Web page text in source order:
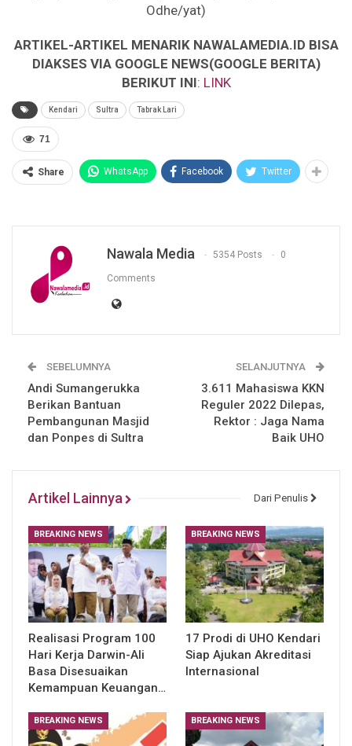
Odhe/yat)
ARTIKEL-ARTIKEL MENARIK NAWALAMEDIA.ID BISA
DIAKSES VIA GOOGLE NEWS(GOOGLE BERITA)
BERIKUT INI: LINK
Kendari Sultra Tabrak Lari
71
Share WhatsApp Facebook Twitter
Nawala Media 5354 Posts 0
Comments
SEBELUMNYA
Andi Sumangerukka
Berikan Bantuan
Pembangunan Masjid
dan Ponpes di Sultra
SELANJUTNYA
3.611 Mahasiswa KKN
Reguler 2022 Dilepas,
Rektor : Jaga Nama
Baik UHO
Artikel Lainnya Dari Penulis
BREAKING NEWS
Realisasi Program 100
Hari Kerja Darwin-Ali
Basa Disesuaikan
Kemampuan Keuangan…
BREAKING NEWS
17 Prodi di UHO Kendari
Siap Ajukan Akreditasi
Internasional
BREAKING NEWS BREAKING NEWS